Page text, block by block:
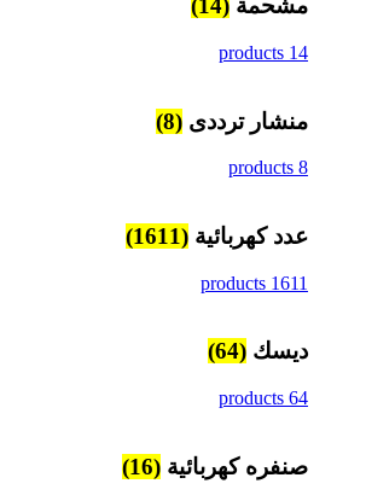
مشحمة (14)
14 products
منشار ترددى (8)
8 products
عدد كهربائية (1611)
1611 products
ديسك (64)
64 products
صنفره كهربائية (16)